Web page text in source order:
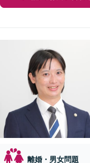
離婚・男女問題